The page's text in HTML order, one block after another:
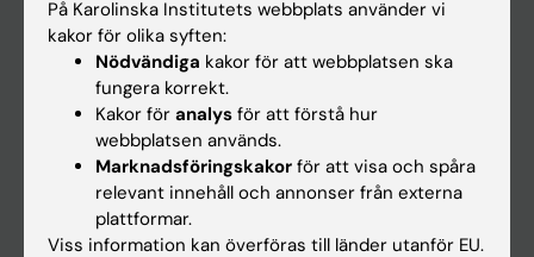
Huvudmeny
Utbildning
Forskarutbildning
Forskning
På Karolinska Institutets webbplats använder vi
kakor för olika syften:
Nödvändiga kakor för att webbplatsen ska
fungera korrekt.
Kakor för analys för att förstå hur
webbplatsen används.
Marknadsföringskakor för att visa och spåra
relevant innehåll och annonser från externa
plattformar.
Viss information kan överföras till länder utanför EU.